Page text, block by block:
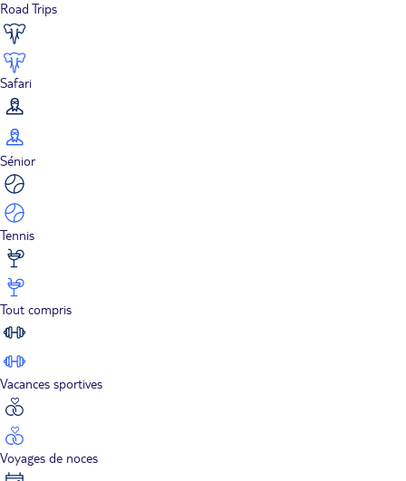
Road Trips
Safari
Sénior
Tennis
Tout compris
Vacances sportives
Voyages de noces